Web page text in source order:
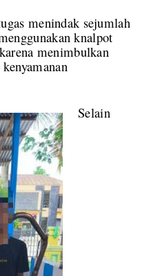
menindak sejumlah
knalpot
menimbulkan
Selain